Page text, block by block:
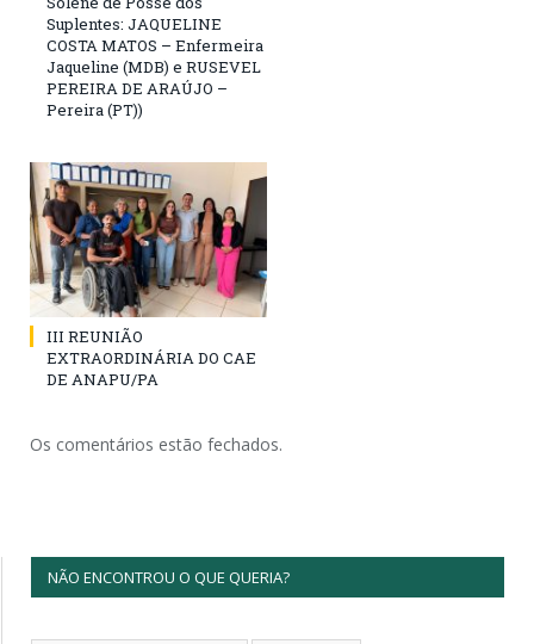
Suplentes: JAQUELINE
COSTA MATOS – Enfermeira
Jaqueline (MDB) e RUSEVEL
PEREIRA DE ARAÚJO –
Pereira (PT))
III REUNIÃO
EXTRAORDINÁRIA DO CAE
DE ANAPU/PA
Os comentários estão fechados.
NÃO ENCONTROU O QUE QUERIA?